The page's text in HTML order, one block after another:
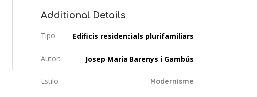
Additional Details
Tipo: Edificis residencials plurifamiliars
Autor: Josep Maria Barenys i Gambús
Estilo: Modernisme